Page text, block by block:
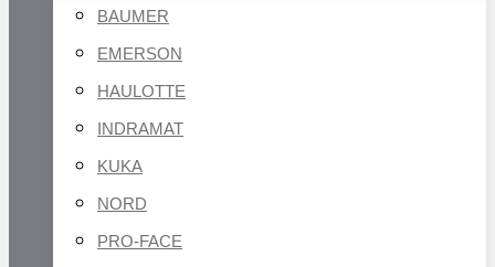
BAUMER
EMERSON
HAULOTTE
INDRAMAT
KUKA
NORD
PRO-FACE